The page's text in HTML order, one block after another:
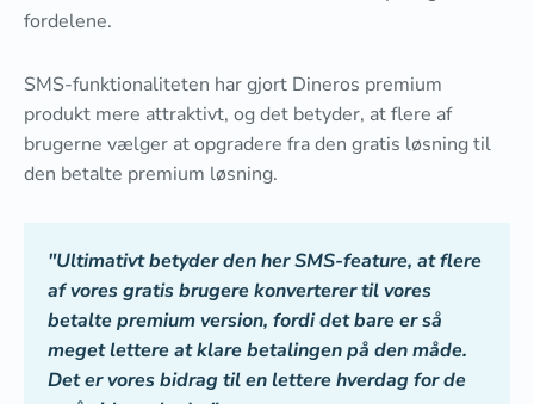
fordelene.
SMS-funktionaliteten har gjort Dineros premium
produkt mere attraktivt, og det betyder, at flere af
brugerne vælger at opgradere fra den gratis løsning til
den betalte premium løsning.
"Ultimativt betyder den her SMS-feature, at flere
af vores gratis brugere konverterer til vores
betalte premium version, fordi det bare er så
meget lettere at klare betalingen på den måde.
Det er vores bidrag til en lettere hverdag for de